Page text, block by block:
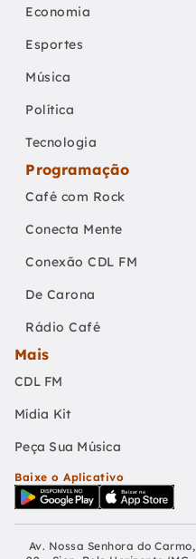
Economia
Esportes
Música
Política
Tecnologia
Programação
Café com Rock
Conecta Mente
Conexão CDL FM
De Carona
Rádio Café
Mais
CDL FM
Mídia Kit
Peça Sua Música
Baixe o Aplicativo
Av. Nossa Senhora do Carmo,